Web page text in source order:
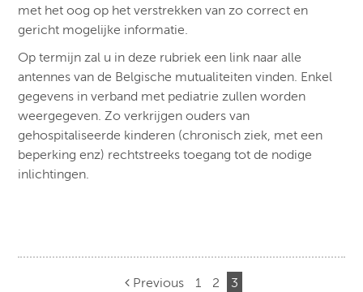
met het oog op het verstrekken van zo correct en
gericht mogelijke informatie.
Op termijn zal u in deze rubriek een link naar alle
antennes van de Belgische mutualiteiten vinden. Enkel
gegevens in verband met pediatrie zullen worden
weergegeven. Zo verkrijgen ouders van
gehospitaliseerde kinderen (chronisch ziek, met een
beperking enz) rechtstreeks toegang tot de nodige
inlichtingen.
Previous 1 2 3